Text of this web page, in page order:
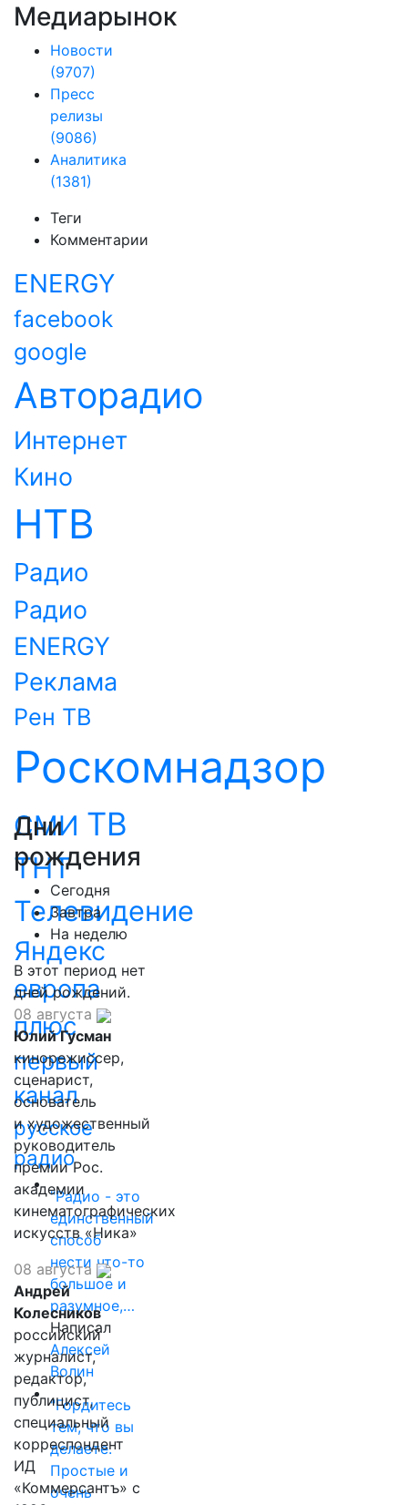
Медиарынок
Новости
(9707)
Пресс
релизы
(9086)
Аналитика
(1381)
Теги
Комментарии
ENERGY
facebook
google
Авторадио
Интернет
Кино
НТВ
Радио
Радио
ENERGY
Реклама
Рен ТВ
Роскомнадзор
СМИ ТВ
ТНТ
Телевидение
Яндекс
европа
плюс
первый
канал
русское
радио
"Радио - это
единственный
способ
нести что-то
большое и
разумное,…
Написал
Алексей
Волин
"Гордитесь
тем, что вы
делаете.
Простые и
очень
Дни
рождения
Сегодня
Завтра
На неделю
В этот период нет
дней рождений.
08 августа
Юлий Гусман
кинорежиссер,
сценарист,
основатель
и художественный
руководитель
премии Рос.
академии
кинематографических
искусств «Ника»
08 августа
Андрей
Колесников
российский
журналист,
редактор,
публицист,
специальный
корреспондент
ИД
«Коммерсантъ» с